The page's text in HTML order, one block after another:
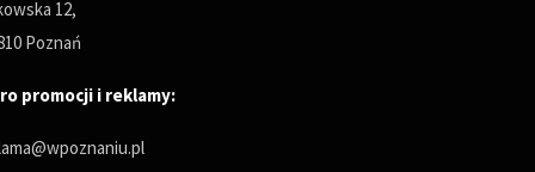
12,
Poznań
promocji i reklamy: